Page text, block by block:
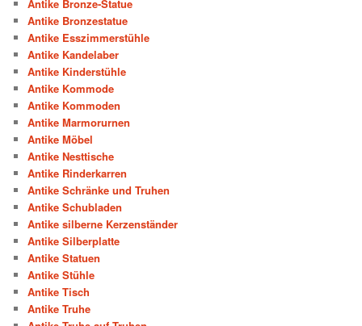
Antike Bronze-Statue
Antike Bronzestatue
Antike Esszimmerstühle
Antike Kandelaber
Antike Kinderstühle
Antike Kommode
Antike Kommoden
Antike Marmorurnen
Antike Möbel
Antike Nesttische
Antike Rinderkarren
Antike Schränke und Truhen
Antike Schubladen
Antike silberne Kerzenständer
Antike Silberplatte
Antike Statuen
Antike Stühle
Antike Tisch
Antike Truhe